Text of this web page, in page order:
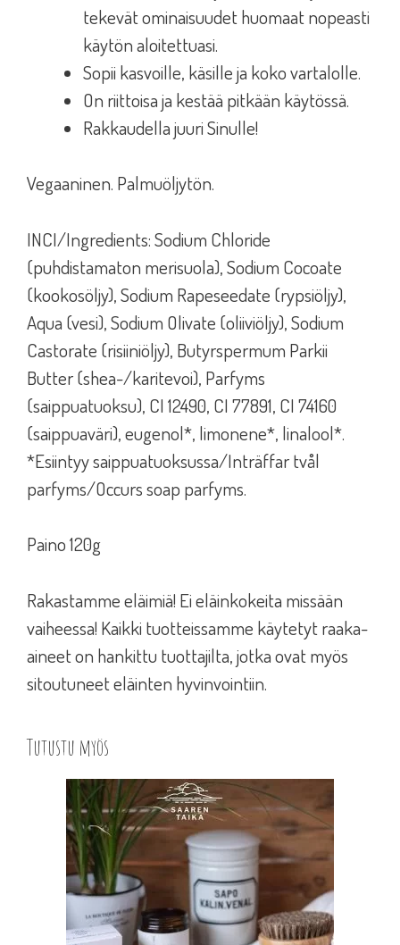
tekevät ominaisuudet huomaat nopeasti
käytön aloitettuasi.
Sopii kasvoille, käsille ja koko vartalolle.
On riittoisa ja kestää pitkään käytössä.
Rakkaudella juuri Sinulle!
Vegaaninen. Palmuöljytön.
INCI/Ingredients: Sodium Chloride
(puhdistamaton merisuola), Sodium Cocoate
(kookosöljy), Sodium Rapeseedate (rypsiöljy),
Aqua (vesi), Sodium Olivate (oliiviöljy), Sodium
Castorate (risiiniöljy), Butyrspermum Parkii
Butter (shea-/karitevoi), Parfyms
(saippuatuoksu), CI 12490, CI 77891, CI 74160
(saippuaväri), eugenol*, limonene*, linalool*.
*Esiintyy saippuatuoksussa/Inträffar tvål
parfyms/Occurs soap parfyms.
Paino 120g
Rakastamme eläimiä! Ei eläinkokeita missään
vaiheessa! Kaikki tuotteissamme käytetyt raaka-
aineet on hankittu tuottajilta, jotka ovat myös
sitoutuneet eläinten hyvinvointiin.
Tutustu myös